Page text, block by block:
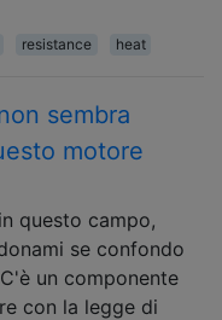
resistance heat
sembra
motore
questo campo,
se confondo
un componente
con la legge di